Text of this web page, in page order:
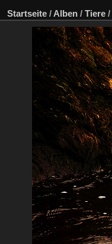
Startseite / Alben / Tiere /